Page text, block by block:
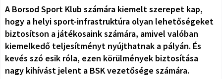
A Borsod Sport Klub számára kiemelt szerepet kap,
hogy a helyi sport-infrastruktúra olyan lehetőségeket
biztosítson a játékosaink számára, amivel valóban
kiemelkedő teljesítményt nyújthatnak a pályán. És
kevés szó esik róla, ezen körülmények biztosítása
nagy kihívást jelent a BSK vezetősége számára.